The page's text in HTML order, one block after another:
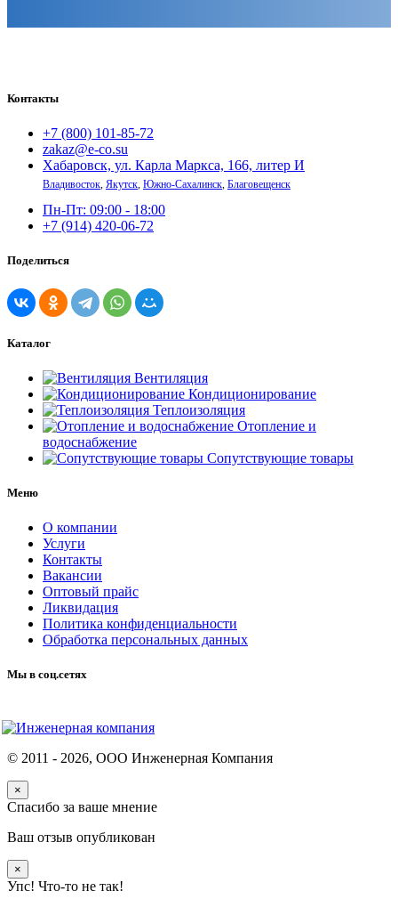
Контакты
+7 (800) 101-85-72
zakaz@e-co.su
Хабаровск, ул. Карла Маркса, 166, литер И
Владивосток, Якутск, Южно-Сахалинск, Благовещенск
Пн-Пт: 09:00 - 18:00
+7 (914) 420-06-72
Поделиться
Каталог
Вентиляция
Кондиционирование
Теплоизоляция
Отопление и
водоснабжение
Сопутствующие товары
Меню
О компании
Услуги
Контакты
Вакансии
Оптовый прайс
Ликвидация
Политика конфиденциальности
Обработка персональных данных
Мы в соц.сетях
© 2011 - 2026, ООО Инженерная Компания
×
Спасибо за ваше мнение
Ваш отзыв опубликован
×
Упс! Что-то не так!